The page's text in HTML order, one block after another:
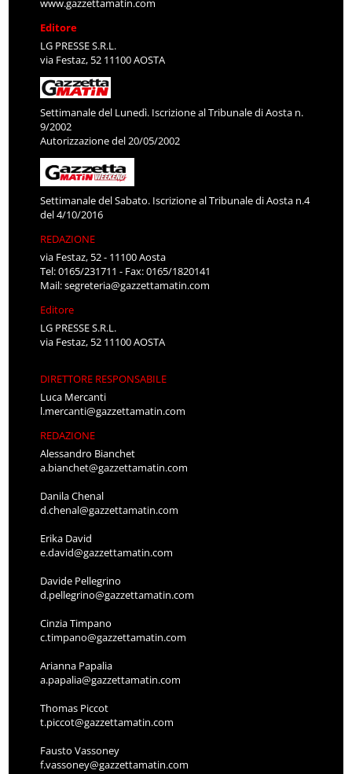
www.gazzettamatin.com
Editore
LG PRESSE S.R.L.
via Festaz, 52 11100 AOSTA
Settimanale del Lunedì. Iscrizione al Tribunale di Aosta n.
9/2002
Autorizzazione del 20/05/2002
Settimanale del Sabato. Iscrizione al Tribunale di Aosta n.4
del 4/10/2016
REDAZIONE
via Festaz, 52 - 11100 Aosta
Tel: 0165/231711 - Fax: 0165/1820141
Mail:segreteria@gazzettamatin.com
Editore
LG PRESSE S.R.L.
via Festaz, 52 11100 AOSTA
DIRETTORE RESPONSABILE
Luca Mercanti
l.mercanti@gazzettamatin.com
REDAZIONE
Alessandro Bianchet
a.bianchet@gazzettamatin.com
Danila Chenal
d.chenal@gazzettamatin.com
Erika David
e.david@gazzettamatin.com
Davide Pellegrino
d.pellegrino@gazzettamatin.com
Cinzia Timpano
c.timpano@gazzettamatin.com
Arianna Papalia
a.papalia@gazzettamatin.com
Thomas Piccot
t.piccot@gazzettamatin.com
Fausto Vassoney
f.vassoney@gazzettamatin.com